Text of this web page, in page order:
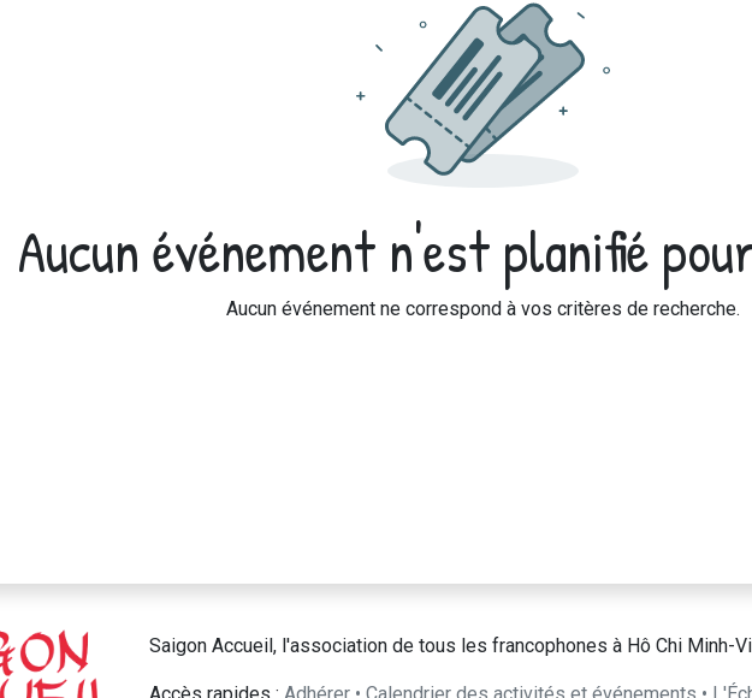
Aucun événement n'est planifié
Aucun événement ne correspond à vos critères de recherche.
Saigon Accueil, l'association de tous les francophones à Hô Chi Minh-